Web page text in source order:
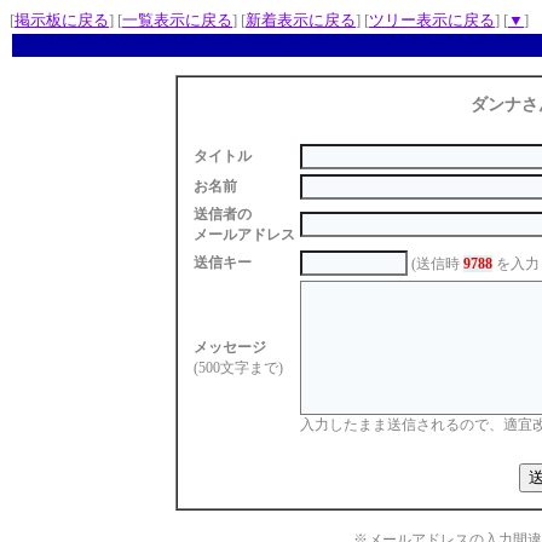
[掲示板に戻る] [一覧表示に戻る] [新着表示に戻る] [ツリー表示に戻る] [▼ ]
ダンナさ
タイトル
お名前
送信者の
メールアドレス
送信キー
(送信時 9788を入力
メッセージ
(500文字まで)
入力したまま送信されるので、適宜